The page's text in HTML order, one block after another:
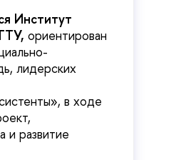
Институт
ориентирован
лидерских
в ходе
и развитие